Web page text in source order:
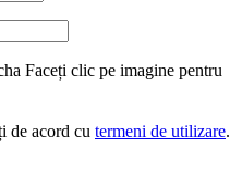
Faceți clic pe imagine pentru
de acord cu termeni de utilizare.